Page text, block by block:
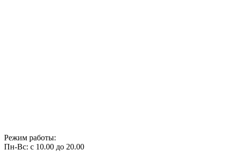
Режим работы:
Пн-Вс: с 10.00 до 20.00